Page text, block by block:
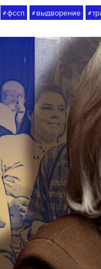
#фссп # выдворение #